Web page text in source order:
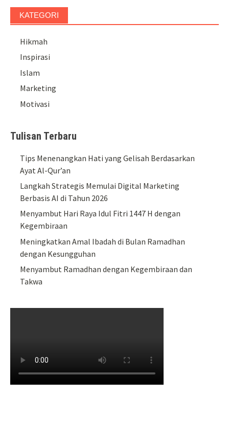
KATEGORI
Hikmah
Inspirasi
Islam
Marketing
Motivasi
Tulisan Terbaru
Tips Menenangkan Hati yang Gelisah Berdasarkan
Ayat Al-Qur’an
Langkah Strategis Memulai Digital Marketing
Berbasis AI di Tahun 2026
Menyambut Hari Raya Idul Fitri 1447 H dengan
Kegembiraan
Meningkatkan Amal Ibadah di Bulan Ramadhan
dengan Kesungguhan
Menyambut Ramadhan dengan Kegembiraan dan
Takwa